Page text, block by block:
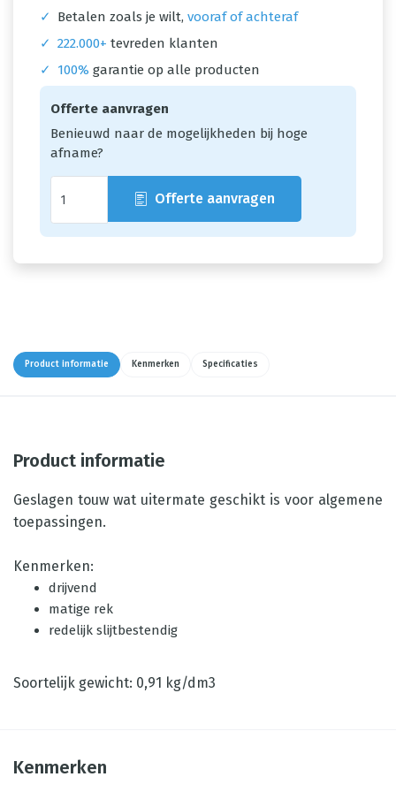
✓
Betalen zoals je wilt, vooraf of achteraf
✓ 222.000+ tevreden klanten
✓
100% garantie op alle producten
Offerte aanvragen
Benieuwd naar de mogelijkheden bij hoge
afname?
Offerte aanvragen
Product informatie Kenmerken Specificaties
Product informatie
Geslagen touw wat uitermate geschikt is voor algemene
toepassingen.
Kenmerken:
drijvend
matige rek
redelijk slijtbestendig
Soortelijk gewicht: 0,91 kg/dm3
Kenmerken